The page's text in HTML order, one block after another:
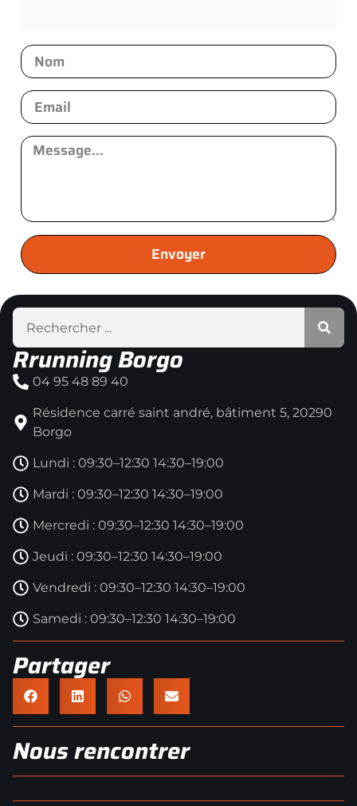
Envoyer
Rrunning Borgo
04 95 48 89 40
Résidence carré saint andré, bâtiment 5, 20290
Borgo
Lundi : 09:30–12:30 14:30–19:00
Mardi : 09:30–12:30 14:30–19:00
Mercredi : 09:30–12:30 14:30–19:00
Jeudi : 09:30–12:30 14:30–19:00
Vendredi : 09:30–12:30 14:30–19:00
Samedi : 09:30–12:30 14:30–19:00
Partager
Nous rencontrer